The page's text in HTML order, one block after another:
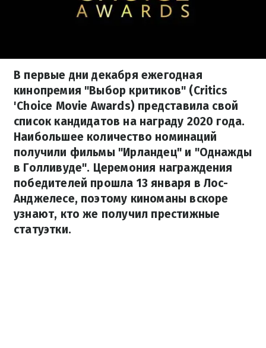
В первые дни декабря ежегодная
кинопремия "Выбор критиков" (Critics
'Choice Movie Awards) представила свой
список кандидатов на награду 2020 года.
Наибольшее количество номинаций
получили фильмы "Ирландец" и "Однажды
в Голливуде". Церемония награждения
победителей прошла 13 января в Лос-
Анджелесе, поэтому киноманы вскоре
узнают, кто же получил престижные
статуэтки.